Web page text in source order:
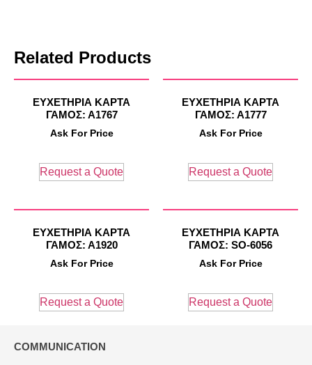
Related Products
ΕΥΧΕΤΗΡΙΑ ΚΑΡΤΑ
ΓΑΜΟΣ: Α1767
Ask For Price
Request a Quote
ΕΥΧΕΤΗΡΙΑ ΚΑΡΤΑ
ΓΑΜΟΣ: Α1777
Ask For Price
Request a Quote
ΕΥΧΕΤΗΡΙΑ ΚΑΡΤΑ
ΓΑΜΟΣ: Α1920
Ask For Price
Request a Quote
ΕΥΧΕΤΗΡΙΑ ΚΑΡΤΑ
ΓΑΜΟΣ: SO-6056
Ask For Price
Request a Quote
COMMUNICATION